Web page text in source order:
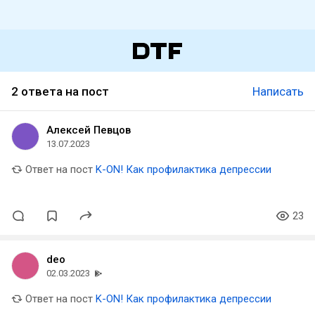
2 ответа на пост Написать
Алексей Певцов
13.07.2023
Ответ на пост K-ON! Как профилактика депрессии
23
deo
02.03.2023
Ответ на пост K-ON! Как профилактика депрессии